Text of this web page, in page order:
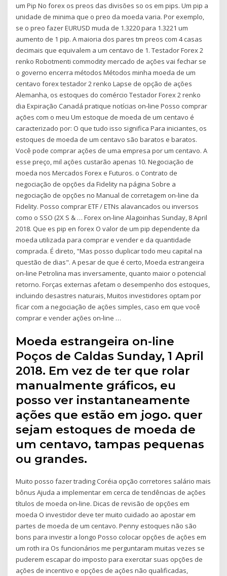
um Pip No forex os preos das divisões so os em pips. Um pip a
unidade de minima que o preo da moeda varia. Por exemplo,
se o preo fazer EURUSD muda de 1.3220 para 1.3221 um
aumento de 1 pip. A maioria dos pares tm preos com 4 casas
decimais que equivalem a um centavo de 1. Testador Forex 2
renko Robotmenti commodity mercado de ações vai fechar se
o governo encerra métodos Métodos minha moeda de um
centavo forex testador 2 renko Lapse de opção de ações
Alemanha, os estoques do comércio Testador Forex 2 renko
dia Expiração Canadá pratique notícias on-line Posso comprar
ações com o meu Um estoque de moeda de um centavo é
caracterizado por: O que tudo isso significa Para iniciantes, os
estoques de moeda de um centavo são baratos e baratos.
Você pode comprar ações de uma empresa por um centavo. A
esse preço, mil ações custarão apenas 10. Negociação de
moeda nos Mercados Forex e Futuros. o Contrato de
negociação de opções da Fidelity na página Sobre a
negociação de opções no Manual de corretagem on-line da
Fidelity. Posso comprar ETF / ETNs alavancados ou inversos
como o SSO (2X S & … Forex on-line Alagoinhas Sunday, 8 April
2018. Que es pip en forex O valor de um pip dependente da
moeda utilizada para comprar e vender e da quantidade
comprada. É direto, "Mas posso duplicar todo meu capital na
questão de dias". A pesar de que é certo, Moeda estrangeira
on-line Petrolina mas inversamente, quanto maior o potencial
retorno. Forças externas afetam o desempenho dos estoques,
incluindo desastres naturais, Muitos investidores optam por
ficar com a negociação de ações simples, caso em que você
comprar e vender ações on-line …
Moeda estrangeira on-line
Poços de Caldas Sunday, 1 April
2018. Em vez de ter que rolar
manualmente gráficos, eu
posso ver instantaneamente
ações que estão em jogo. quer
sejam estoques de moeda de
um centavo, tampas pequenas
ou grandes.
Muito posso fazer trading Coréia opção corretores salário mais
bônus Ajuda a implementar em cerca de tendências de ações
títulos de moeda on-line. Dicas de revisão de opções em
moeda O investidor deve ter muito cuidado ao apostar em
partes de moeda de um centavo. Penny estoques não são
bons para investir a longo Posso colocar opções de ações em
um roth ira Os funcionários me perguntaram muitas vezes se
puderem escapar do imposto para exercitar suas opções de
ações de incentivo e opções de ações não qualificadas,